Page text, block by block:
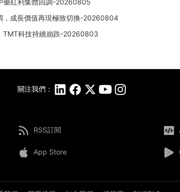
藥紅利集體回調-20260805
，成長價值再現極致切換-20260804
TMT科技持續崩跌-20260803
關注我們：
RSS訂閱
App Store